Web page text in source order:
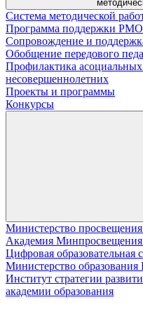
Система методической
Программа поддержки
Сопровождение и
Обобщение передового
Профилактика
несовершеннолетних
Проекты и программы
Конкурсы
Министерство
Академия Минпросвещения
Цифровая образовательная
Министерство
Институт стратегии
академии образования